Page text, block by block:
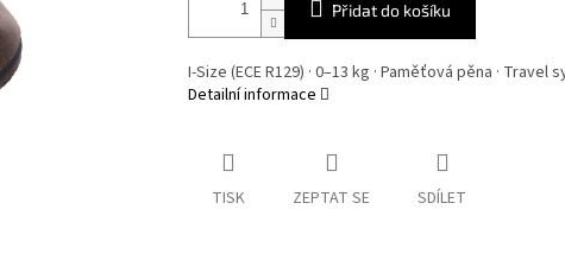
Přidat do košíku
I-Size (ECE R129) · 0–13 kg · Paměťová pěna ·
Detailní informace
TISK ZEPTAT SE SDÍLET